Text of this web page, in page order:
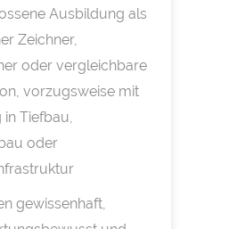
Ausbildung als
Zeichner,
oder vergleichbare
vorzugsweise mit
Tiefbau,
oder
gewissenhaft,